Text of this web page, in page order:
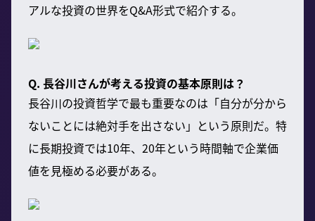
アルな投資の世界をQ&A形式で紹介する。
Q. 長谷川さんが考える投資の基本原則は？
長谷川の投資哲学で最も重要なのは「自分が分から
ないことには絶対手を出さない」という原則だ。特
に長期投資では10年、20年という時間軸で企業価
値を見極める必要がある。